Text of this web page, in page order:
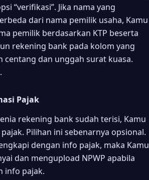
“verifikasi”. Jika nama yang
dari nama pemilik usaha, Kamu
pemilik berdasarkan KTP beserta
rekening bank pada kolom yang
centang dan unggah surat kuasa.
Pajak
rekening bank sudah terisi, Kamu
Pilihan ini sebenarnya opsional.
dengan info pajak, maka Kamu
dan mengupload NPWP apabila
info pajak.